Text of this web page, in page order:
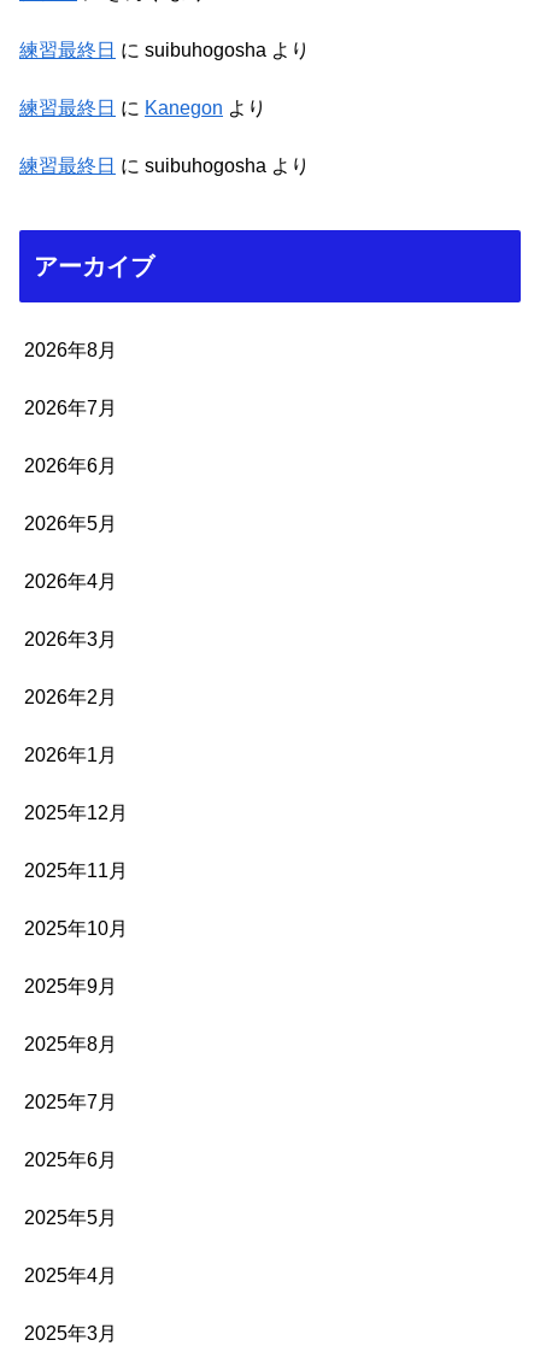
練習最終日 に suibuhogosha より
練習最終日 に Kanegon より
練習最終日 に suibuhogosha より
アーカイブ
2026年8月
2026年7月
2026年6月
2026年5月
2026年4月
2026年3月
2026年2月
2026年1月
2025年12月
2025年11月
2025年10月
2025年9月
2025年8月
2025年7月
2025年6月
2025年5月
2025年4月
2025年3月